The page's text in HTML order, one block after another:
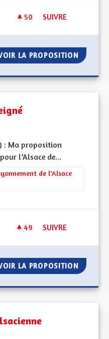
50 50 ABONNÉS
SUIVRE
LANGUE ET
LA PROPOSITION
: Ma proposition
l’Alsace de...
: La Culture, l'Education et le
de l'Alsace
49 49 ABONNÉS
SUIVRE
LE PATOIS DOIT
LA PROPOSITION LE